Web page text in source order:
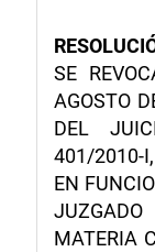
SE
AGOSTO
DEL
401/2010-
EN
MATERIA